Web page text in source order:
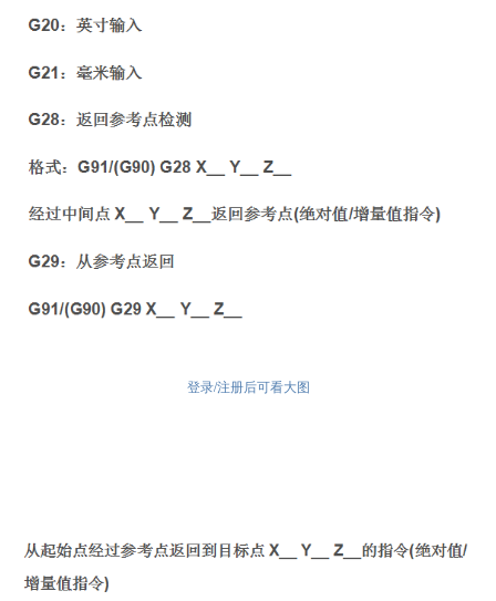
登录/注册后可看大图